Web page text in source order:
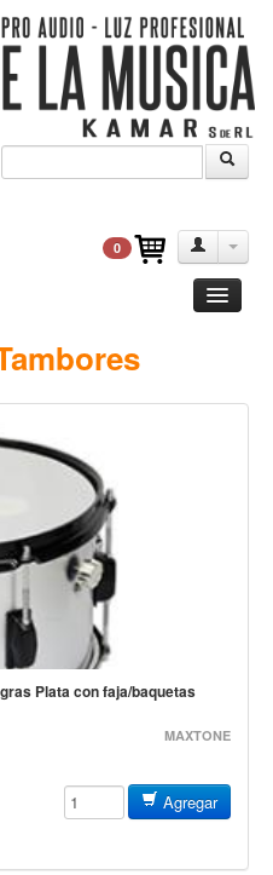
0
Plata con faja/baquetas
MAXTONE
Agregar